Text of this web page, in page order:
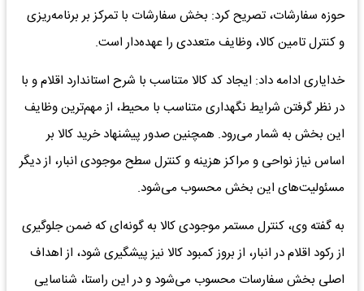
حوزه سفارشات، تصریح کرد: بخش سفارشات با تمرکز بر برنامه‌ریزی
و کنترل تامین کالا، وظایف متعددی را عهده‌دار است.
خدایاری ادامه داد: ایجاد کد کالا متناسب با شرح استاندارد اقلام و با
در نظر گرفتن شرایط نگهداری متناسب با محیط، از مهم‌ترین وظایف
این بخش به شمار می‌رود. همچنین صدور پیشنهاد خرید کالا بر
اساس نیاز نواحی و مراکز هزینه و کنترل سطح موجودی انبار، از دیگر
مسئولیت‌های این بخش محسوب می‌شود.
به گفته وی، کنترل مستمر موجودی کالا به گونه‌ای که ضمن جلوگیری
از رکود اقلام در انبار، از بروز کمبود کالا نیز پیشگیری شود، از اهداف
اصلی بخش سفارسات محسوب می‌شود و در این راستا، شناسایی